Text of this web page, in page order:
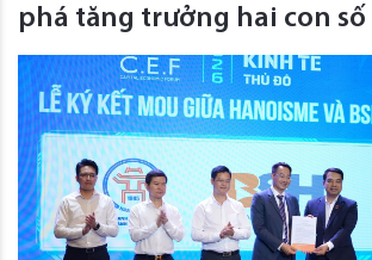
phá tăng trưởng hai con số